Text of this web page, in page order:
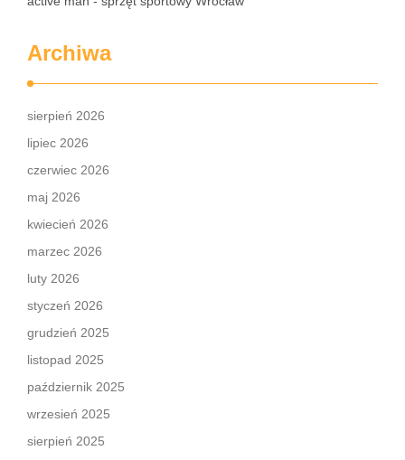
Archiwa
sierpień 2026
lipiec 2026
czerwiec 2026
maj 2026
kwiecień 2026
marzec 2026
luty 2026
styczeń 2026
grudzień 2025
listopad 2025
październik 2025
wrzesień 2025
sierpień 2025